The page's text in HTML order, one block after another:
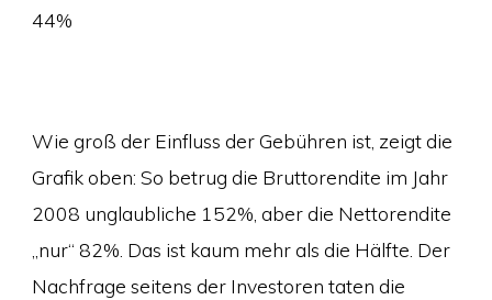
44%
Wie groß der Einfluss der Gebühren ist, zeigt die
Grafik oben: So betrug die Bruttorendite im Jahr
2008 unglaubliche 152%, aber die Nettorendite
„nur“ 82%. Das ist kaum mehr als die Hälfte. Der
Nachfrage seitens der Investoren taten die